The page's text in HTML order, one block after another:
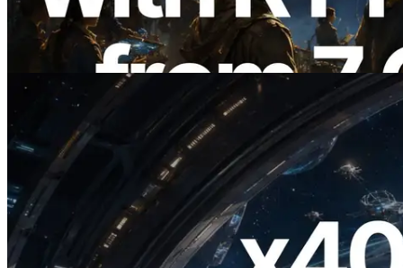
Validators Information API 同步上線